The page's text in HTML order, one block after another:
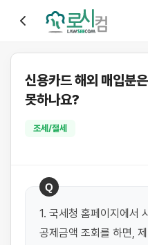
신용카드 해외 매입분
못하나요?
조세/절세
Q
1. 국세청 홈페이지에서
공제금액 조회를 하면,